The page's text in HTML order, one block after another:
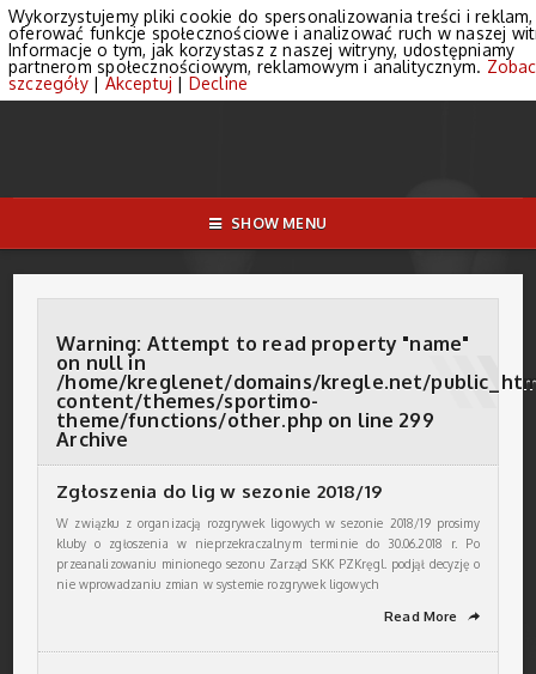
SHOW MENU
Warning: Attempt to read property "name"
on null in
/home/kreglenet/domains/kregle.net/
content/themes/sportimo-
theme/functions/other.php on line 299
Archive
Zgłoszenia do lig w sezonie 2018/19
W związku z organizacją rozgrywek ligowych w sezonie 2018/19 prosimy
kluby o zgłoszenia w nieprzekraczalnym terminie do 30.06.2018 r. Po
przeanalizowaniu minionego sezonu Zarząd SKK PZKręgl. podjął decyzję o
nie wprowadzaniu zmian w systemie rozgrywek ligowych
Read More ➦
Wykorzystujemy pliki cookie do spersonalizowania treści i
oferować funkcje społecznościowe i analizować ruch w naszej
Informacje o tym, jak korzystasz z naszej witryny, udostępniamy
partnerom społecznościowym, reklamowym i analitycznym.
szczegóły| Akceptuj | Decline